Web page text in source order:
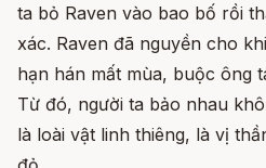
ta bỏ Raven vào bao bố rồi
xác. Raven đã nguyền cho
hạn hán mất mùa, buộc ông
Từ đó, người ta bảo nhau
là loài vật linh thiêng, là vị